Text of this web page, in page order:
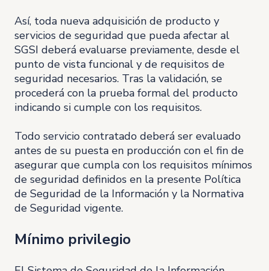
Así, toda nueva adquisición de producto y
servicios de seguridad que pueda afectar al
SGSI deberá evaluarse previamente, desde el
punto de vista funcional y de requisitos de
seguridad necesarios. Tras la validación, se
procederá con la prueba formal del producto
indicando si cumple con los requisitos.
Todo servicio contratado deberá ser evaluado
antes de su puesta en producción con el fin de
asegurar que cumpla con los requisitos mínimos
de seguridad definidos en la presente Política
de Seguridad de la Información y la Normativa
de Seguridad vigente.
Mínimo privilegio